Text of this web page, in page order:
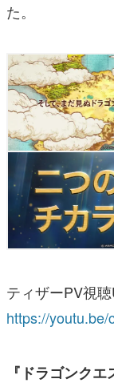
た。
ティザーPV視
https://youtu.be/
『ドラゴンク